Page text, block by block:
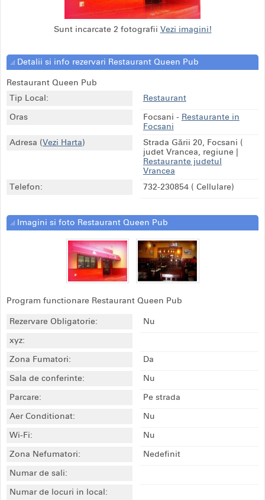
Sunt incarcate 2 fotografii Vezi imagini!
Detalii si info rezervari Restaurant Queen Pub
Restaurant Queen Pub
Tip Local:
Restaurant
Oras
Focsani - Restaurante in
Focsani
Adresa (Vezi Harta)
Strada Gării 20, Focsani (
judet Vrancea, regiune |
Restaurante judetul
Vrancea
Telefon:
732-230854( Cellulare)
Imagini si foto Restaurant Queen Pub
Program functionare Restaurant Queen Pub
Rezervare Obligatorie:
Nu
xyz:
Zona Fumatori:
Da
Sala de conferinte:
Nu
Parcare:
Pe strada
Aer Conditionat:
Nu
Wi-Fi:
Nu
Zona Nefumatori:
Nedefinit
Numar de sali:
Numar de locuri in local: